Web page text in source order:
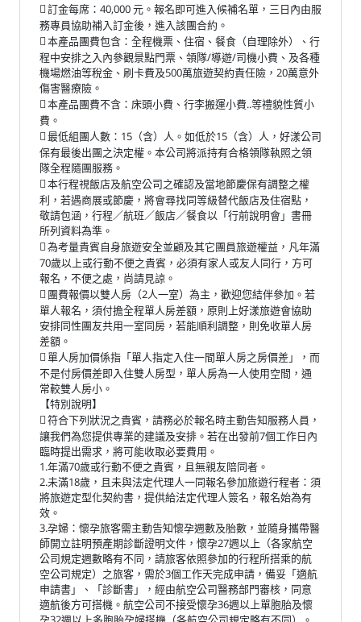
 訂金每席：40,000 元。報名即可進入候補名單，三日內由服
務專員協助補入訂金後，進入該團合約。
 本產品團費包含：全程機票、住宿、餐食（自理除外）、行
程中安排之入內參觀景點門票、領隊/導遊/司機小費、及各種
機場燃油等稅金、刷卡費及500萬旅遊契約責任險，20萬意外
傷害醫療險。
 本產品團費不含：床頭小費、行李搬運小費..等禮貌性質小
費。
 最低組團人數：15（含）人。如低於15（含）人，好漾公司
保有最後出團之決定權。本公司將派持有合格領隊執照之領
隊全程隨團服務。
 本行程視飯店及航空公司之確認及當地節慶保有調整之權
利，若遇商展或節慶，將會尋找同等級替代飯店及住宿點，
敬請包涵，行程／航班／飯店／餐食以「行前說明會」書冊
所列資料為準。
 為考量貴賓自身旅遊安全並顧及其它團員旅遊權益，凡年滿
70歲以上或行動不便之貴賓，必須有家人或友人同行，方可
報名，不便之處，尚請見諒。
 團費報價以雙人房（2人一室）為主，歡迎您結伴參加。若
單人報名，須付擔全程單人房差額，原則上好漾旅遊會協助
安排同性團友共用一室同房，若能順利調整，則免收單人房
差額。
 單人房加價係指「單人指定入住一間單人房之房價差」，而
不是付房價差即入住雙人房型，單人房為一人使用空間，通
常較雙人房小。
【特別說明】
 符合下列狀況之貴賓，請務必於報名時主動告知服務人員，
讓我們為您提供專業的建議及安排。若在出發前7個工作日內
臨時提出需求，將可能收取必要費用。
1.年滿70歲或行動不便之貴賓，且無親友陪同者。
2.未滿18歲，且未與法定代理人一同報名參加旅遊行程者：須
將旅遊定型化契約書，提供給法定代理人簽名，報名始為有
效。
3.孕婦：懷孕旅客需主動告知懷孕週數及胎數，並隨身攜帶醫
師開立註明預產期診斷證明文件，懷孕27週以上（各家航空
公司規定週數略有不同，請旅客依照參加的行程所搭乘的航
空公司規定）之旅客，需於3個工作天完成申請，備妥「適航
申請書」、「診斷書」，經由航空公司醫務部門審核，同意
適航後方可搭機。航空公司不接受懷孕36週以上單胞胎及懷